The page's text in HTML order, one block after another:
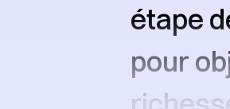
étape
pour